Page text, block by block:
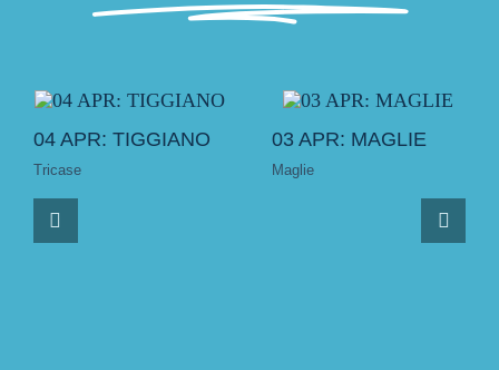
04 APR: TIGGIANO
Tricase
03 APR: MAGLIE
Maglie